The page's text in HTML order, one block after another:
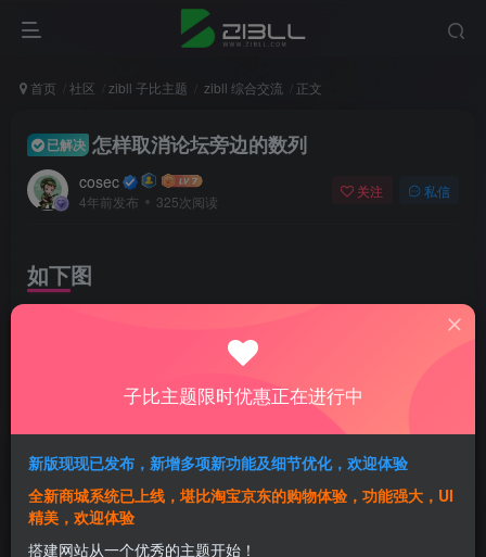
首页 社区 zibll 子比主题 zibll 综合交流 正文
已解决 怎样取消论坛旁边的数列
cosec
4年前发布 325次阅读
关注 私信
如下图
子比主题限时优惠正在进行中
新版现现已发布，新增多项新功能及细节优化，欢迎体验
全新商城系统已上线，堪比淘宝京东的购物体验，功能强大，UI
精美，欢迎体验
搭建网站从一个优秀的主题开始！